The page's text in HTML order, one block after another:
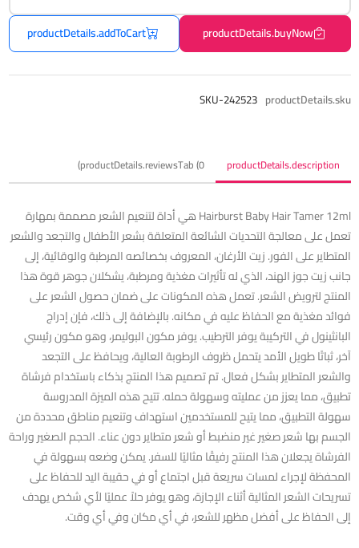
productDetails.buyNow
productDetails.addToCart
productDetails.sku
SKU-242523
productDetails.description
productDetails.reviewsTab (0)
‏Hairburst Baby Hair Tamer 12ml هي أداة لتنعيم الشعر مصممة بمهارة
تعمل على معالجة التحديات الشائعة المتعلقة بشعر الأطفال والتجعد والشعر
المتطاير على الفور. زيت الأرغان، المعروف بخصائصه المرطبة والوقائية، إلى
جانب زيت جوز الهند، الذي له تأثيرات مغذية ومرطبة، يشكلان جوهر قوة هذا
المنتج لترويض الشعر. تعمل هذه المكونات على ضمان حصول الشعر على
فوائد مغذية مع الحفاظ عليه في مكانه. بالإضافة إلى ذلك، فإن إدراج
البانثينول في التركيبة يوفر الترطيب. يوفر مكون البوليمر، وهو مكون رئيسي
آخر، ثباتًا طويل الأمد يتحمل ظروف الرطوبة العالية، ويحافظ على التجعد
والشعر المتطاير بشكل فعال. تم تصميم هذا المنتج بذكاء باستخدام فرشاة
تطبيق، مما يعزز من عمليته وسهولة حمله. تتيح هذه الميزة المدروسة
سهولة التطبيق، مما يتيح للمستخدمين استهداف وتنعيم مناطق محددة من
الجسم بها شعر صغير غير منضبط أو شعر متطاير دون عناء. الحجم الصغير وراحة
الفرشاة يجعلان هذا المنتج رفيقًا مثاليًا للسفر. يمكن وضعه بسهولة في
المحفظة لإجراء لمسات سريعة قبل اجتماع أو في حقيبة اليد للحفاظ على
تسريحات الشعر المثالية أثناء الإجازة، وهو يوفر حلاً عمليًا لأي شخص يهدف
إلى الحفاظ على أفضل مظهر للشعر، في أي مكان وفي أي وقت.